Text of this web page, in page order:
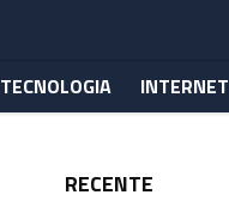
TECNOLOGIA INTERNET
RECENTE